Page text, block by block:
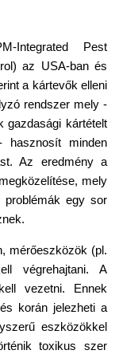
Integrated Pest
az USA-ban és
a kártevők elleni
rendszer mely -
gazdasági kártételt
hasznosít minden
Az eredmény a
mely
problémák egy sor
mérőeszközök (pl.
végrehajtani. A
vezetni. Ennek
korán jelezheti a
eszközökkel
toxikus szer